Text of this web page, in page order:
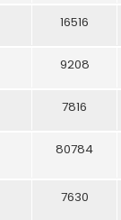
16516
9208
7816
80784
7630